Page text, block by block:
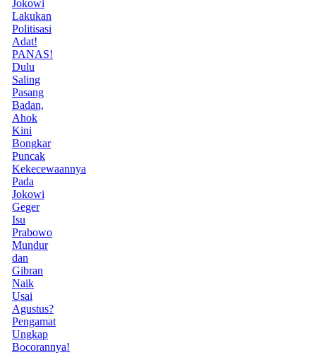
Jokowi
Lakukan
Politisasi
Adat!
PANAS!
Dulu
Saling
Pasang
Badan,
Ahok
Kini
Bongkar
Puncak
Kekecewaannya
Pada
Jokowi
Geger
Isu
Prabowo
Mundur
dan
Gibran
Naik
Usai
Agustus?
Pengamat
Ungkap
Bocorannya!